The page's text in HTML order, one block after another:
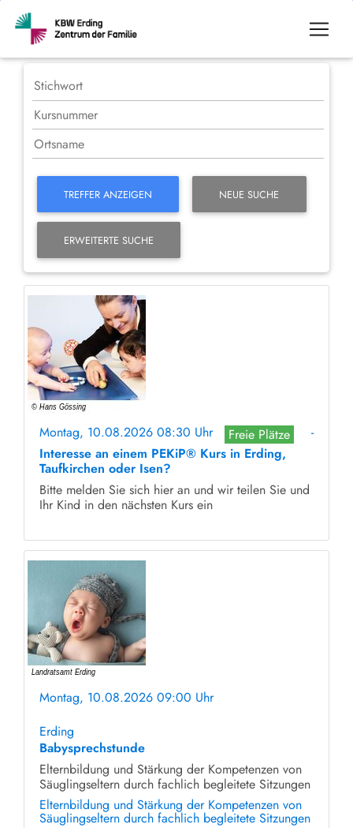
TREFFER ANZEIGEN NEUE SUCHE
ERWEITERTE SUCHE
Montag, 10.08.2026 08:30 Uhr Freie Plätze
-
Interesse an einem PEKiP® Kurs in Erding,
Taufkirchen oder Isen?
Bitte melden Sie sich hier an und wir teilen Sie und
Ihr Kind in den nächsten Kurs ein
Montag, 10.08.2026 09:00 Uhr
Erding
Babysprechstunde
Elternbildung und Stärkung der Kompetenzen von
Säuglingseltern durch fachlich begleitete Sitzungen
Elternbildung und Stärkung der Kompetenzen von
Säuglingseltern durch fachlich begleitete Sitzungen